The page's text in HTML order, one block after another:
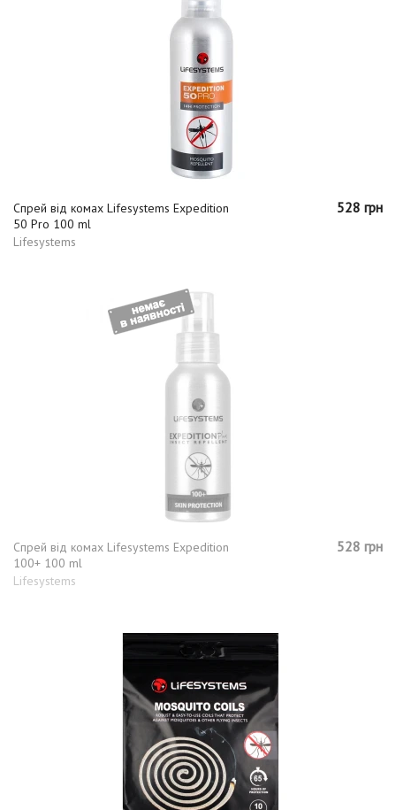
Спрей від комах Lifesystems Expedition
50 Pro 100 ml
Lifesystems
528 грн
Спрей від комах Lifesystems Expedition
100+ 100 ml
Lifesystems
528 грн